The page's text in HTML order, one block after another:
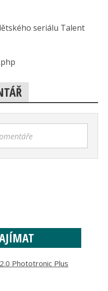
seriálu Talent
Phototronic Plus